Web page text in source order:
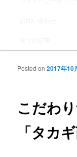
こだわ
「タカ
Posted on2017年10